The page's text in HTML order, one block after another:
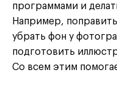
программами и
Например,
убрать фон у
подготовить
Со всем этим